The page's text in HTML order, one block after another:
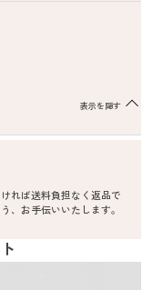
表示を隠す
れば送料負担なく返品で
、お手伝いいたします。